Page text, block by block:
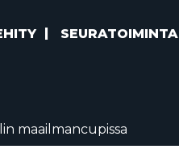
SEURATOIMINTA
maailmancupissa